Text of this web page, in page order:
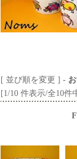
[ 並び順を変更 ] -
[1/10 件表示/全10件